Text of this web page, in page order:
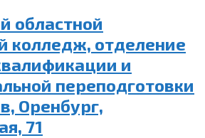
областной
колледж, отделение
и
переподготовки
Оренбург,
71